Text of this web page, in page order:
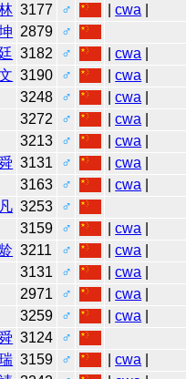
3177 ♂ |cwa
2879
♂
3182 ♂ |cwa
3190 ♂ |cwa
3248 ♂ |cwa
3272 ♂ |cwa
3213 ♂ |cwa
3131 ♂ |cwa
3163 ♂ |cwa
3253
♂
3159 ♂ |cwa
3211 ♂ |cwa
3131 ♂ |cwa
2971 ♂ |cwa
3259 ♂ |cwa
3124
♂
3159 ♂ |cwa